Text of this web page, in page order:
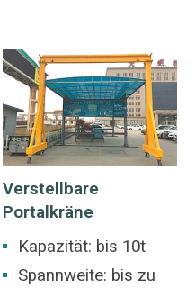
Verstellbare
Portalkräne
Kapazität: bis 10t
Spannweite: bis zu